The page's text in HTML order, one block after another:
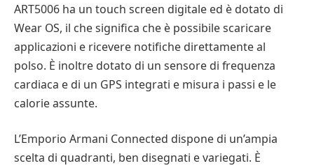
ART5006 ha un touch screen digitale ed è dotato di
Wear OS, il che significa che è possibile scaricare
applicazioni e ricevere notifiche direttamente al
polso. È inoltre dotato di un sensore di frequenza
cardiaca e di un GPS integrati e misura i passi e le
calorie assunte.
L’Emporio Armani Connected dispone di un’ampia
scelta di quadranti, ben disegnati e variegati. È